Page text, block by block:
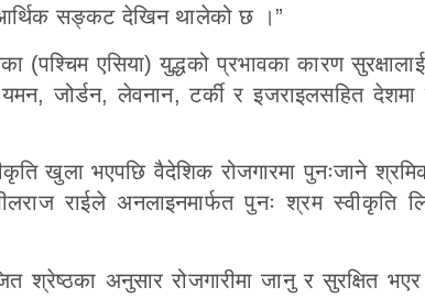
सङ्कट देखिन थालेको छ ।”
(पश्चिम एसिया) युद्धको प्रभावका कारण
जोर्डन, लेवनान, टर्की र इजराइलसहित
खुला भएपछि वैदेशिक रोजगारमा पुनःजाने
राईले अनलाइनमार्फत पुनः श्रम स्वीकृति
श्रेष्ठका अनुसार रोजगारीमा जानु र सुरक्षित